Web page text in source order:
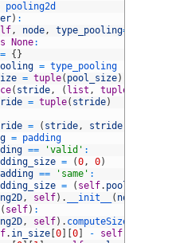
pooling2d
) :
, node, type_pooling=
None:
= { }
= type_pooling
= tuple( pool_size)
( stride, ( list , tuple
= tuple( stride)
= ( stride, stride
= padding
== 'valid' :
= (0, 0)
== 'same' :
= ( self. pool_size
, self) . __init__ ( node
( self) :
, self) . computeSize
. in_size 0 0 - self